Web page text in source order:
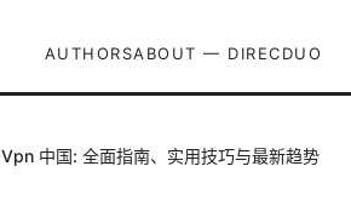
AUTHORSABOUT — DIRECDUO
Vpn 中国: 全面指南、实用技巧与最新趋势